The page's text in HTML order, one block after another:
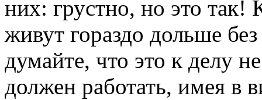
них: грустно, но это так!
живут гораздо дольше
думайте, что это к делу
должен работать, имея в